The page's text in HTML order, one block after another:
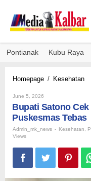
content
Pontianak Kubu Raya
Homepage / Kesehatan
June 5, 2026
Bupati Satono
Puskesmas Tebas
Admin_mk_news - Kesehatan
Views